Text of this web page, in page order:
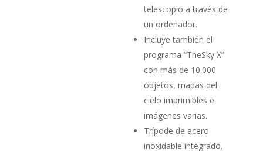
telescopio a través de
un ordenador.
Incluye también el
programa “TheSky X”
con más de 10.000
objetos, mapas del
cielo imprimibles e
imágenes varias.
Trípode de acero
inoxidable integrado.